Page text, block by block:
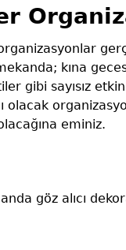
kına
gibi sayısız
olacak
eminiz.
göz alıcı